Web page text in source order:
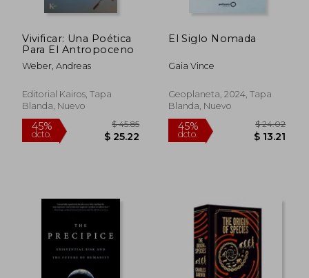
45%
Vivificar: Una Poética
Para El Antropoceno
Weber, Andreas
Editorial Kairos, Tapa
Blanda, Nuevo
El Siglo Nomada
Gaia Vince
Geoplaneta, 2024, Tapa
Blanda, Nuevo